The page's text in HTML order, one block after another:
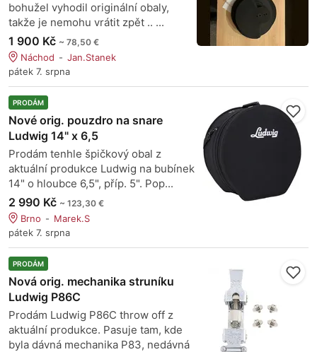
bohužel vyhodil originální obaly,
takže je nemohu vrátit zpět .. ...
1 900 Kč ~ 78,50 €
Náchod
Jan.Stanek
pátek 7. srpna
PRODÁM
Nové orig. pouzdro na snare
Ludwig 14" x 6,5
Prodám tenhle špičkový obal z
aktuální produkce Ludwig na bubínek
14" o hloubce 6,5", příp. 5". Pop...
2 990 Kč ~ 123,30 €
Brno
Marek.S
pátek 7. srpna
PRODÁM
Nová orig. mechanika struníku
Ludwig P86C
Prodám Ludwig P86C throw off z
aktuální produkce. Pasuje tam, kde
byla dávná mechanika P83, nedávná